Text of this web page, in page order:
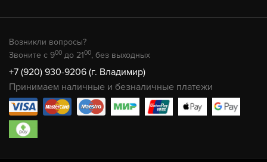
Возникли вопросы?
Звоните с 900 до 2100, без выходных
+7 (920) 930-9206 (г. Владимир)
Принимаем наличные и безналичные платежи